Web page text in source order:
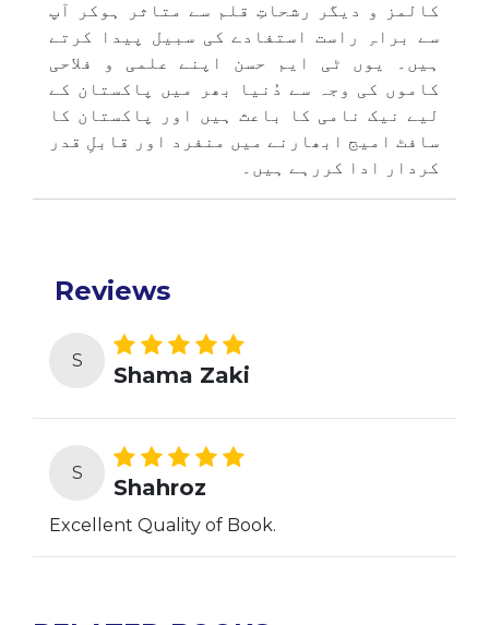
کالمز و دیگر رشحاتِ قلم سے متاثر ہوکر آپ
سے براہِ راست استفادے کی سبیل پیدا کرتے
ہیں۔ یوں ٹی ایم حسن اپنے علمی و فلاحی
کاموں کی وجہ سے دُنیا بھر میں پاکستان کے
لیے نیک نامی کا باعث ہیں اور پاکستان کا
سافٹ امیج ابھارنے میں منفرد اور قابلِ قدر
کردار ادا کررہے ہیں۔
Reviews
S
Shama Zaki
S
Shahroz
Excellent Quality of Book.